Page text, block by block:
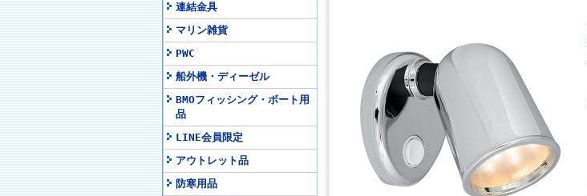
連結金具
マリン雑貨
PWC
船外機・ディーゼル
BMOフィッシング・ボート用
品
LINE会員限定
アウトレット品
防寒用品